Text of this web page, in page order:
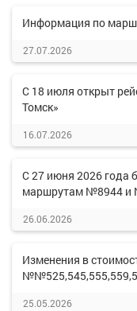
Информация по
27.07.2026
С 18 июля открыт
Томск»
16.07.2026
С 27 июня 2026 года
маршрутам №8944 и
26.06.2026
Изменения в
25.05.2026